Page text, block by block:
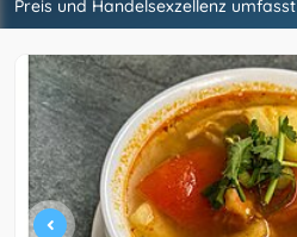
Preis und Handelsexzellenz umfasst